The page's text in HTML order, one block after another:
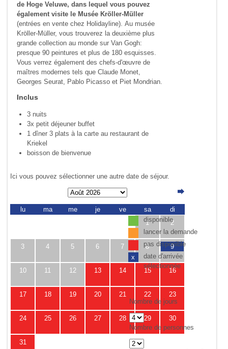
de Hoge Veluwe, dans lequel vous pouvez
également visite le Musée Kröller-Müller
(entrées en vente chez Holidayline). Au musée
Kröller-Müller, vous trouverez la deuxième plus
grande collection au monde sur Van Gogh:
presque 90 peintures et plus de 180 esquisses.
Vous verrez également des chefs-d'œuvre de
maîtres modernes tels que Claude Monet,
Georges Seurat, Pablo Picasso et Piet Mondrian.
Inclus
3 nuits
3x petit déjeuner buffet
1 dîner 3 plats à la carte au restaurant de
Kriekel
boisson de bienvenue
Ici vous pouvez sélectionner une autre date de séjour.
lu ma me je ve sa
di
1
2
3 4 5 6 7 8 9
10 11 12 13 14 15 16
17 18 19 20 21 22 23
24 25 26 27 28 29 30
31
disponible
lancer la demande
pas disponible
x
date d'arrivée
sélectionnée
Nombre de jours
Nombre de personnes